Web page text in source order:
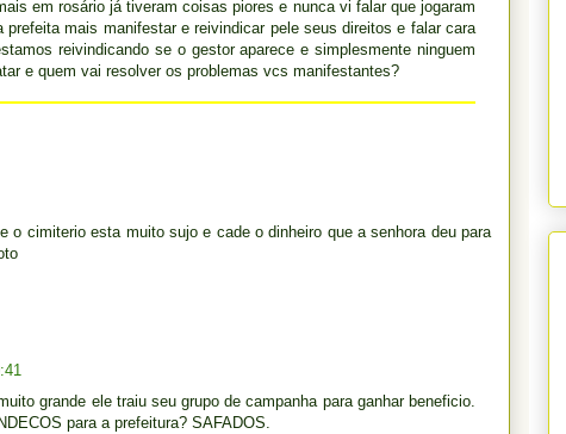
em rosário já tiveram coisas piores e nunca vi falar que jogaram
mais manifestar e reivindicar pele seus direitos e falar cara
reivindicando se o gestor aparece e simplesmente ninguem
e quem vai resolver os problemas vcs manifestantes?
o cimiterio esta muito sujo e cade o dinheiro que a senhora deu para
grande ele traiu seu grupo de campanha para ganhar beneficio.
para a prefeitura? SAFADOS.